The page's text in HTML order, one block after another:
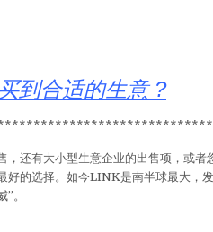
到合适的生意 ?
，还有大小型生意企业的出售项，或
好的选择。如今LINK是南半球最大，
。